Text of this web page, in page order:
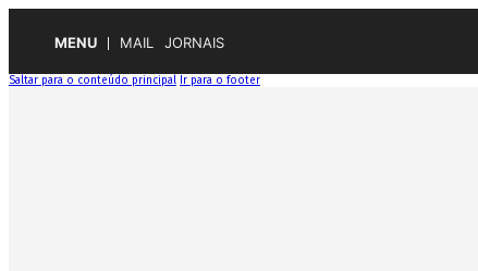
MENU MAIL JORNAIS
Saltar para o conteúdo principal Ir para o footer